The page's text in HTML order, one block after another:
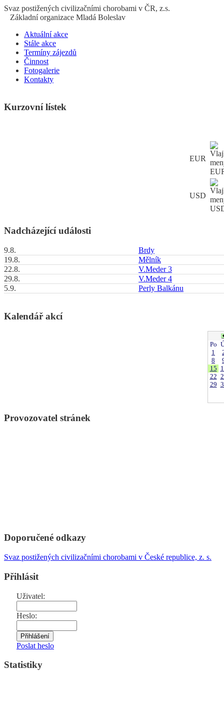
Svaz postižených civilizačními chorobami v ČR, z.s.
Základní organizace Mladá Boleslav
Aktuální akce
Stále akce
Termíny zájezdů
Činnost
Fotogalerie
Kontakty
Kurzovní lístek
EUR
USD
Nadcházející události
9.8.
Brdy
19.8.
Mělník
22.8.
V.Meder 3
29.8.
V.Meder 4
5.9.
Perly Balkánu
Kalendář akcí
Po
1
8
15
22
29
Provozovatel stránek
Doporučené odkazy
Svaz postižených civilizačními chorobami v České republice, z. s.
Přihlásit
Uživatel:
Heslo:
Poslat heslo
Statistiky